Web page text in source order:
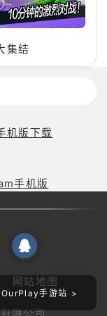
OurPlay手游站 >
集结
机版下载
手机版
网站地图